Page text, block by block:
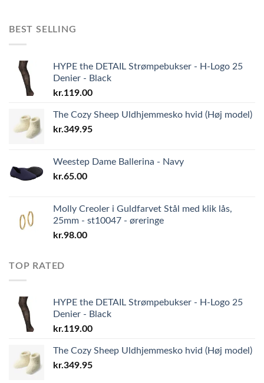
BEST SELLING
HYPE the DETAIL Strømpebukser - H-Logo 25
Denier - Black
kr.119.00
The Cozy Sheep Uldhjemmesko hvid (Høj model)
kr.349.95
Weestep Dame Ballerina - Navy
kr.65.00
Molly Creoler i Guldfarvet Stål med klik lås,
25mm - st10047 - øreringe
kr.98.00
TOP RATED
HYPE the DETAIL Strømpebukser - H-Logo 25
Denier - Black
kr.119.00
The Cozy Sheep Uldhjemmesko hvid (Høj model)
kr.349.95